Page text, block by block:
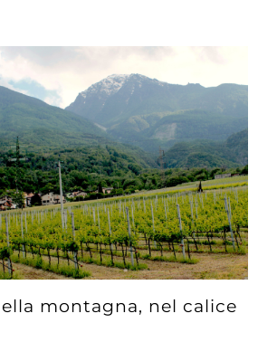
montagna, nel calice